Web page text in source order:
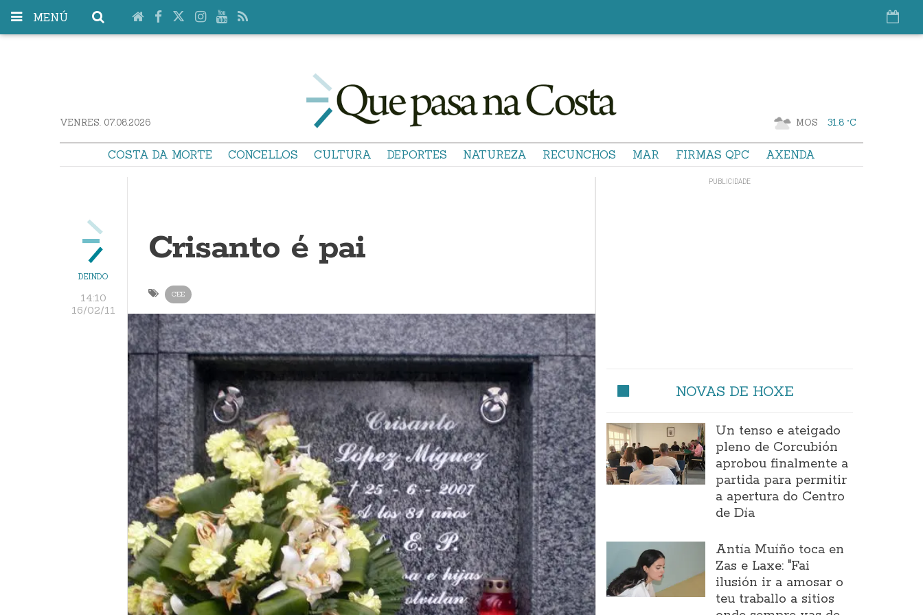
MENÚ
VENRES. 07.08.2026 MOS 31.8 °C
COSTA DA MORTE CONCELLOS CULTURA DEPORTES NATUREZA RECUNCHOS MAR FIRMAS QPC AXENDA
DEINDO
14:10
16/02/11
Crisanto é pai
CEE
NOVAS DE HOXE
Un tenso e ateigado
pleno de Corcubión
aprobou finalmente a
partida para permitir
a apertura do Centro
de Día
Antía Muíño toca en
Zas e Laxe: "Fai
ilusión ir a amosar o
teu traballo a sitios